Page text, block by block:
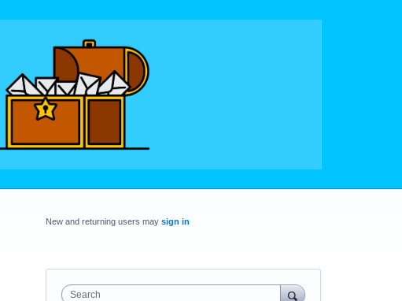
New and returning users may sign in
Search